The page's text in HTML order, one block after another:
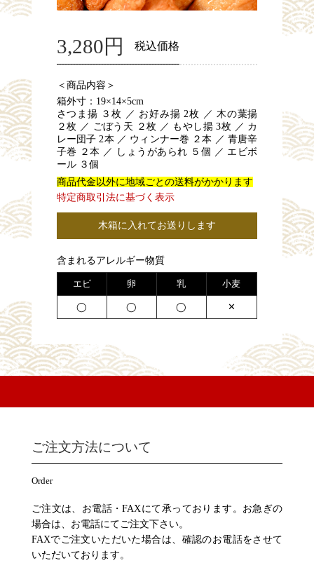
3,280円 税込価格
＜商品内容＞
箱外寸：19×14×5cm
さつま揚 ３枚 ／ お好み揚 2枚 ／ 木の葉揚
２枚 ／ ごぼう天 ２枚 ／ もやし揚 3枚 ／ カ
レー団子 2本 ／ ウィンナー巻 ２本 ／ 青唐辛
子巻 ２本 ／ しょうがあられ ５個 ／ エビボ
ール ３個
商品代金以外に地域ごとの送料がかかります
特定商取引法に基づく表示
木箱に入れてお送りします
含まれるアレルギー物質
エビ 卵 乳 小麦
◯ ◯ ◯ ✕
ご注文方法について
Order
ご注文は、お電話・FAXにて承っております。お急ぎの
場合は、お電話にてご注文下さい。
FAXでご注文いただいた場合は、確認のお電話をさせて
いただいております。